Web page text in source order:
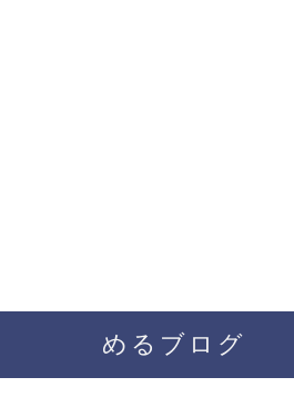
めるブログ